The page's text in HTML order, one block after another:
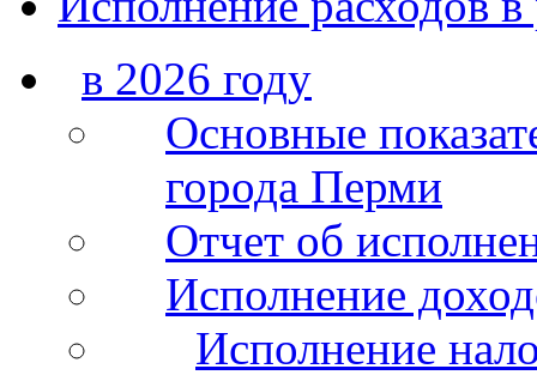
в 2026 году
Основные
города Перми
Отчет об
Исполнение
Исполнение